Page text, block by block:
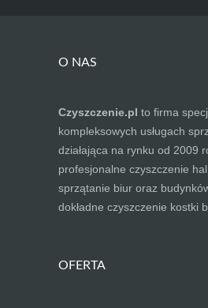
O NAS
Czyszczenie.pl to firma
kompleksowych usługach
działająca na rynku od 2009
profesjonalne czyszczenie
sprzątanie biur oraz
dokładne czyszczenie kostki
OFERTA